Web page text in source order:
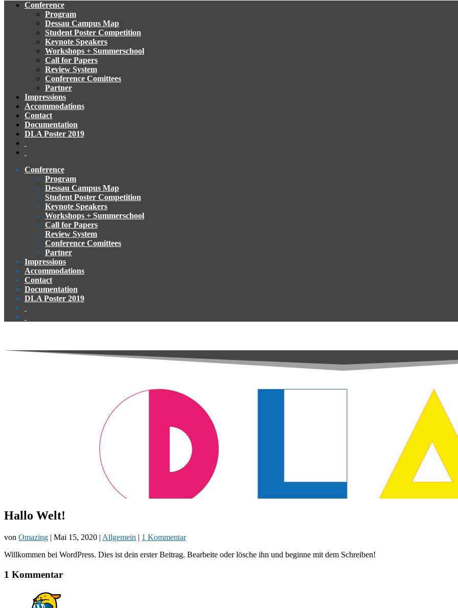
Conference
Program
Dessau Campus Map
Student Poster Competition
Keynote Speakers
Workshops + Summerschool
Call for Papers
Review System
Conference Comittees
Partner
Impressions
Accommodations
Contact
Documentation
DLA Poster 2019
Conference
Program
Dessau Campus Map
Student Poster Competition
Keynote Speakers
Workshops + Summerschool
Call for Papers
Review System
Conference Comittees
Partner
Impressions
Accommodations
Contact
Documentation
DLA Poster 2019
Hallo Welt!
von Omazing | Mai 15, 2020 | Allgemein | 1 Kommentar
Willkommen bei WordPress. Dies ist dein erster Beitrag. Bearbeite oder lösche ihn und beginne mit dem Schreiben!
1 Kommentar